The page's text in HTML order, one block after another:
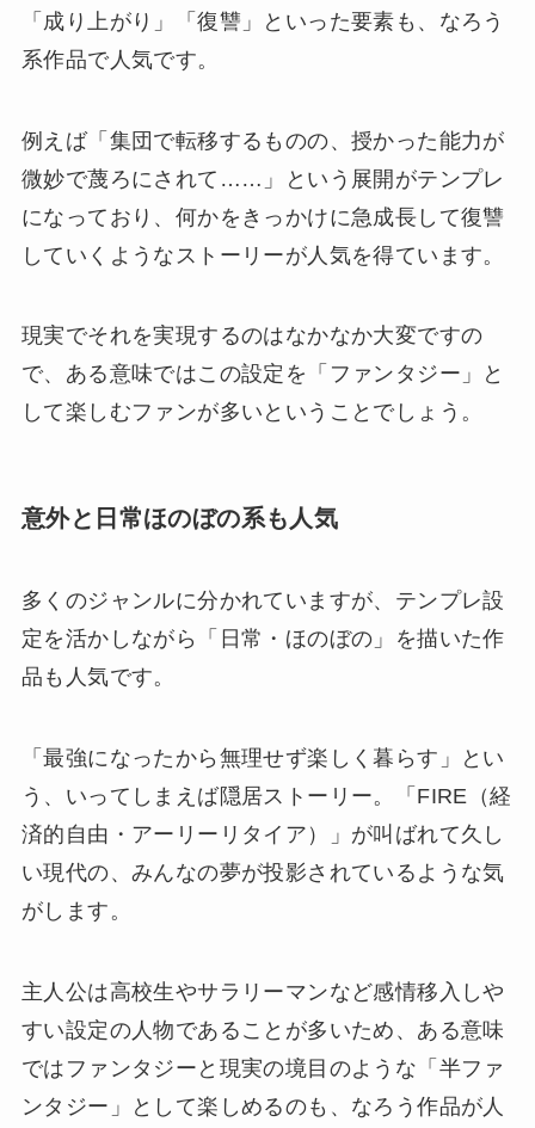
「成り上がり」「復讐」といった要素も、なろう
系作品で人気です。
例えば「集団で転移するものの、授かった能力が
微妙で蔑ろにされて… …」という展開がテンプレ
になっており、何かをきっかけに急成長して復讐
していくようなストーリーが人気を得ています。
現実でそれを実現するのはなかなか大変ですの
で、ある意味ではこの設定を「ファンタジー」と
して楽しむファンが多いということでしょう。
意外と日常ほのぼの系も人気
多くのジャンルに分かれていますが、テンプレ設
定を活かしながら「日常・ほのぼの」を描いた作
品も人気です。
「最強になったから無理せず楽しく暮らす」とい
う、いってしまえば隠居ストーリー。「FIRE（経
済的自由・アーリーリタイア）」が叫ばれて久し
い現代の、みんなの夢が投影されているような気
がします。
主人公は高校生やサラリーマンなど感情移入しや
すい設定の人物であることが多いため、ある意味
ではファンタジーと現実の境目のような「半ファ
ンタジー」として楽しめるのも、なろう作品が人